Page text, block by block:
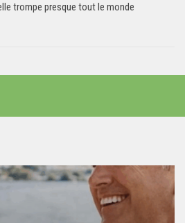
trompe presque tout le monde